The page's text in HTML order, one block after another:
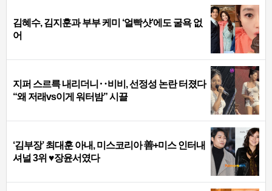
김혜수, 김지훈과 부부 케미 ‘얼빡샷’에도 굴욕 없
어
지퍼 스르륵 내리더니‥비비, 선정성 논란 터졌다
“왜 저래vs이게 워터밤” 시끌
‘김부장’ 최대훈 아내, 미스코리아 善+미스 인터내
셔널 3위 ♥장윤서였다